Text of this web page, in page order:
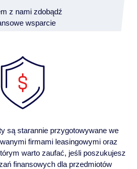
z nami zdobądź
wsparcie
są starannie przygotowywane we
firmami leasingowymi oraz
warto zaufać, jeśli poszukujesz
finansowych dla przedmiotów